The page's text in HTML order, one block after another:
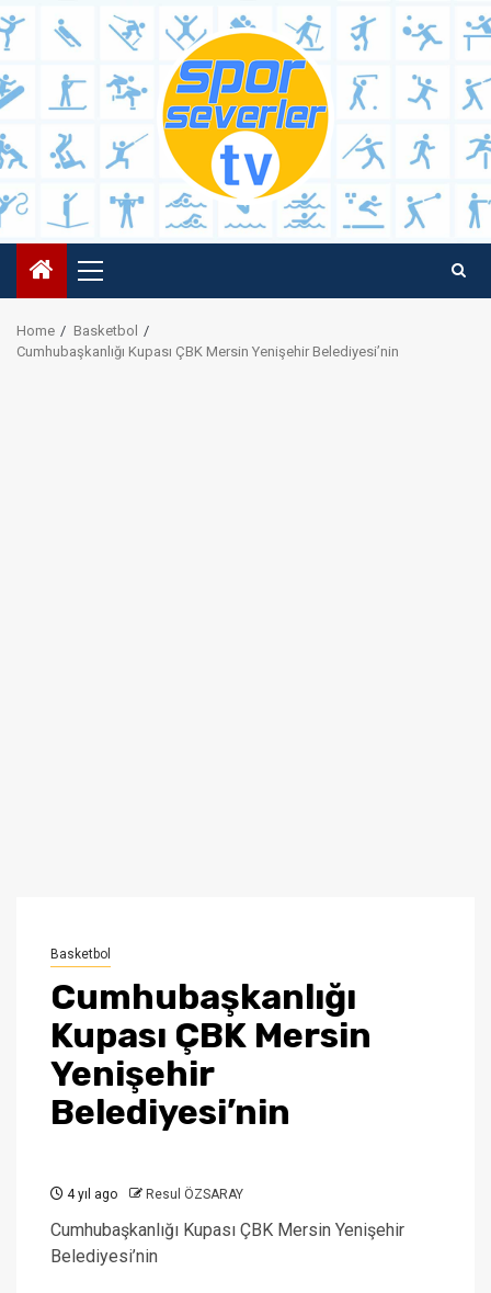
Skip
to
Primary
Menu
Home
Basketbol
Cumhubaşkanlığı Kupası ÇBK Mersin Yenişehir Belediyesi’nin
Basketbol
Cumhubaşkanlığı
Kupası ÇBK Mersin
Yenişehir
Belediyesi’nin
4 yıl ago Resul ÖZSARAY
Cumhubaşkanlığı Kupası ÇBK Mersin Yenişehir
Belediyesi’nin